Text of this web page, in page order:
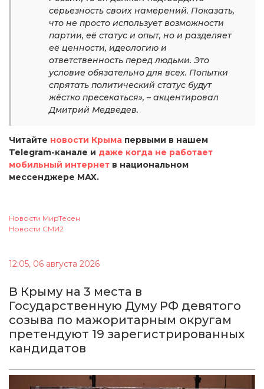
серьезность своих намерений. Показать,
что не просто использует возможности
партии, её статус и опыт, но и разделяет
её ценности, идеологию и
ответственность перед людьми. Это
условие обязательно для всех. Попытки
спрятать политический статус будут
жёстко пресекаться», – акцентировал
Дмитрий Медведев.
Читайте новости Крыма первыми в нашем
Telegram-канале и даже когда не работает
мобильный интернет в национальном
мессенджере MAX.
Новости МирТесен
Новости СМИ2
12:05, 06 августа 2026
В Крыму на 3 места в
Государственную Думу РФ девятого
созыва по мажоритарным округам
претендуют 19 зарегистрированных
кандидатов